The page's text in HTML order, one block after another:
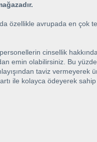
özellikle avrupada en çok
cinsellik
emin olabilirsiniz. Bu
taviz vermeyerek
ile kolayca ödeyerek